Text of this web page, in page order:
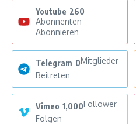
Youtube 260
Abonnenten
Abonnieren
Telegram 0Mitglieder
Beitreten
Vimeo 1,000Follower
Folgen